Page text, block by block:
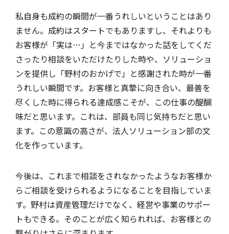
私自身も成約の瞬間が一番うれしいということはあり
ません。成約はスタートでもありますし、それよりも
お客様が「実は…」と今まではなかった話をしてくだ
さったり相談をいただけたりした時や、ソリューショ
ンを提供し「野村のおかげで」と感謝された時が一番
うれしい瞬間です。お客様と真摯に向き合い、最善を
尽くした時に得られる達成感こそが、この仕事の醍醐
味だと思います。これは、部員も同じ気持ちだと思い
ます。この意識の高さが、法人ソリューション部の文
化を作っています。
今後は、これまで相談をされなかったようなお客様か
らご相談を受けられるようになることを目指していま
す。野村は資産管理だけでなく、経営や事業のサポー
トもできる。そのことが広く知られれば、お客様との